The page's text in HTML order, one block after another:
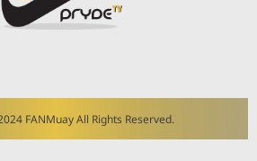
FANMuay All Rights Reserved.